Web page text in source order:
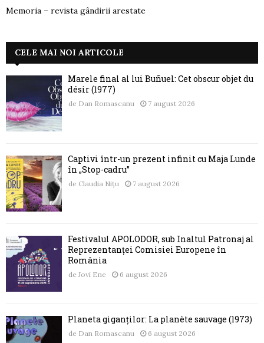
Memoria – revista gândirii arestate
CELE MAI NOI ARTICOLE
Marele final al lui Buñuel: Cet obscur objet du
désir (1977)
de Dan Romascanu 7 august 2026
Captivi într-un prezent infinit cu Maja Lunde
în „Stop-cadru”
de Claudia Nițu 7 august 2026
Festivalul APOLODOR, sub Înaltul Patronaj al
Reprezentanței Comisiei Europene în
România
de Jovi Ene 6 august 2026
Planeta giganților: La planète sauvage (1973)
de Dan Romascanu 6 august 2026